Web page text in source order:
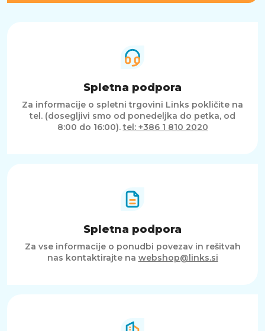
Spletna podpora
Za informacije o spletni trgovini Links pokličite na
tel. (dosegljivi smo od ponedeljka do petka, od
8:00 do 16:00).tel: +386 1 810 2020
Spletna podpora
Za vse informacije o ponudbi povezav in rešitvah
nas kontaktirajte na webshop@links.si